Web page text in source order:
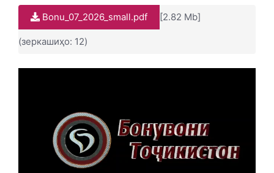
Bonu_07_2026_small.pdf [2.82 Mb]
(зеркашиҳо: 12)